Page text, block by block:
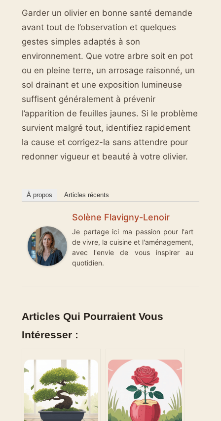
Garder un olivier en bonne santé demande
avant tout de l’observation et quelques
gestes simples adaptés à son
environnement. Que votre arbre soit en pot
ou en pleine terre, un arrosage raisonné, un
sol drainant et une exposition lumineuse
suffisent généralement à prévenir
l’apparition de feuilles jaunes. Si le problème
survient malgré tout, identifiez rapidement
la cause et corrigez-la sans attendre pour
redonner vigueur et beauté à votre olivier.
À propos Articles récents
Solène Flavigny-Lenoir
Je partage ici ma passion pour l'art
de vivre, la cuisine et l'aménagement,
avec l'envie de vous inspirer au
quotidien.
Articles Qui Pourraient Vous
Intéresser :